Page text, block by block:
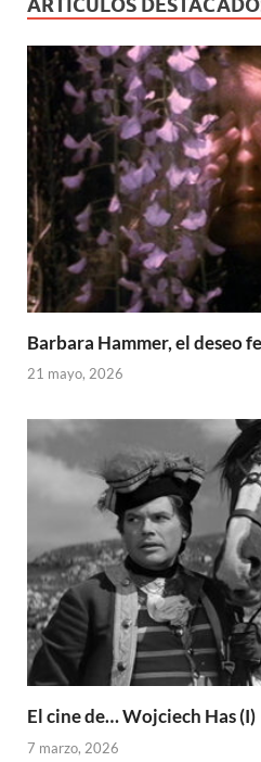
ARTÍCULOS
Barbara Hammer, el deseo
21 mayo, 2026
El cine de… Wojciech Has (I)
7 marzo, 2026